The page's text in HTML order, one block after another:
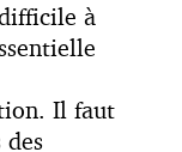
à
Il faut